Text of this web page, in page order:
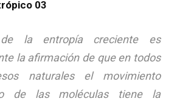
03
la entropía creciente es
la afirmación de que en todos
naturales el movimiento
de las moléculas tiene la